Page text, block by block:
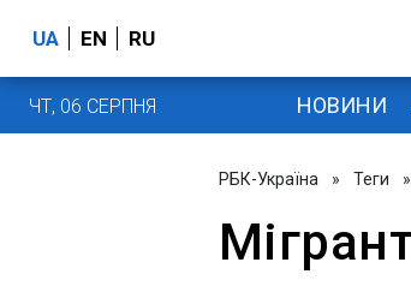
UA EN RU
ЧТ, 06 СЕРПНЯ НОВИНИ
РБК-Україна » Теги »